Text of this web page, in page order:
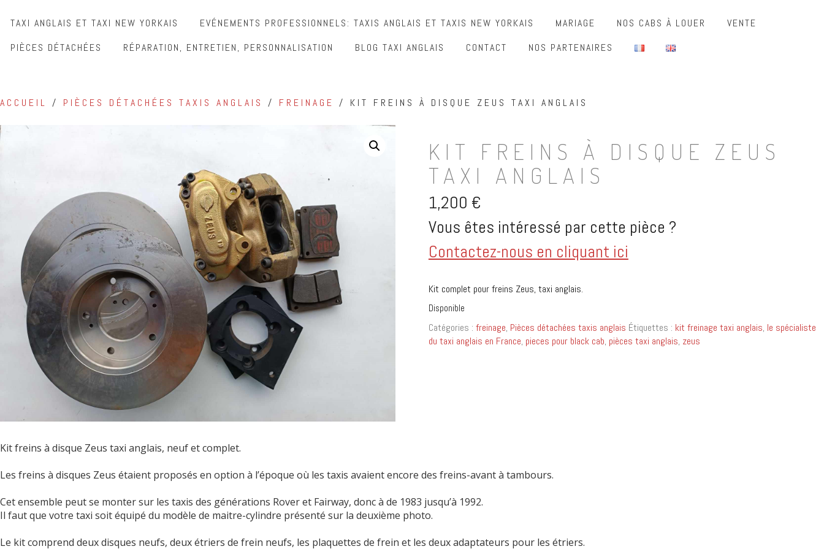
TAXI ANGLAIS ET TAXI NEW YORKAIS EVÉNEMENTS PROFESSIONNELS: TAXIS ANGLAIS ET TAXIS NEW YORKAIS MARIAGE NOS CABS À LOUER
VENTE
PIÈCES DÉTACHÉES
RÉPARATION, ENTRETIEN, PERSONNALISATION BLOG TAXI ANGLAIS CONTACT NOS PARTENAIRES
ACCUEIL / PIÈCES DÉTACHÉES TAXIS ANGLAIS / FREINAGE / KIT FREINS À DISQUE ZEUS TAXI ANGLAIS
KIT FREINS À DISQUE ZEUS
TAXI ANGLAIS
1,200 €
Vous êtes intéressé par cette pièce ?
Contactez-nous en cliquant ici
Kit complet pour freins Zeus, taxi anglais.
Disponible
Catégories : freinage, Pièces détachées taxis anglais Étiquettes : kit freinage taxi anglais, le spécialiste
du taxi anglais en France, pieces pour black cab, pièces taxi anglais, zeus
Kit freins à disque Zeus taxi anglais, neuf et complet.
Les freins à disques Zeus étaient proposés en option à l’époque où les taxis avaient encore des freins-avant à tambours.
Cet ensemble peut se monter sur les taxis des générations Rover et Fairway, donc à de 1983 jusqu’à 1992.
Il faut que votre taxi soit équipé du modèle de maitre-cylindre présenté sur la deuxième photo.
Le kit comprend deux disques neufs, deux étriers de frein neufs, les plaquettes de frein et les deux adaptateurs pour les étriers.